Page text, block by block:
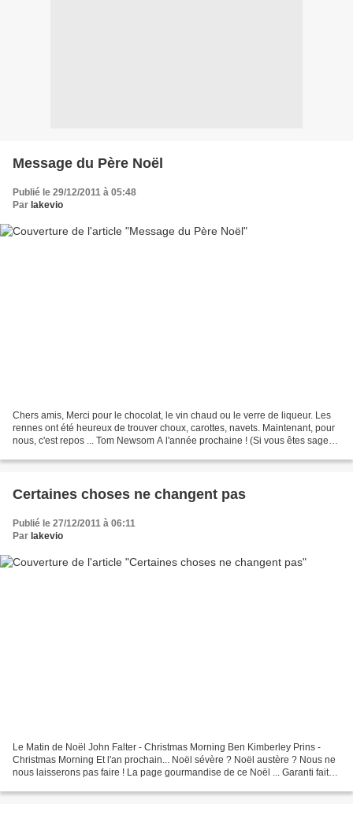
Message du Père Noël
Publié le 29/12/2011 à 05:48
Par lakevio
Chers amis, Merci pour le chocolat, le vin chaud ou le verre de liqueur. Les
rennes ont été heureux de trouver choux, carottes, navets. Maintenant, pour
nous, c'est repos ... Tom Newsom A l'année prochaine ! (Si vous êtes sages
Certaines choses ne changent pas
Publié le 27/12/2011 à 06:11
Par lakevio
Le Matin de Noël John Falter - Christmas Morning Ben Kimberley Prins -
Christmas Morning Et l'an prochain... Noël sévère ? Noël austère ? Nous ne
nous laisserons pas faire ! La page gourmandise de ce Noël ... Garanti fait